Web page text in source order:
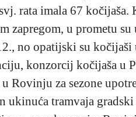
rata imala 67
zapregom, u prometu
no opatijski su
konzorcij kočijaša u
Rovinju za sezone
ukinuća tramvaja